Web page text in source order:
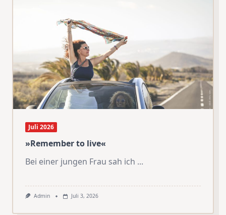
Juli 2026
»Remember to live«
Bei einer jungen Frau sah ich ...
Admin Juli 3, 2026